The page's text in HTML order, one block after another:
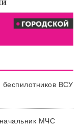
беспилотников ВСУ
МЧС